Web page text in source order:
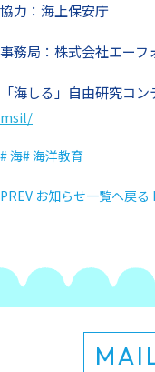
協力：海上保安庁
事務局：株式会社エーフ
「海しる」自由研究コ
msil/
# 海# 海洋教育
PREV お知らせ一覧へ戻る